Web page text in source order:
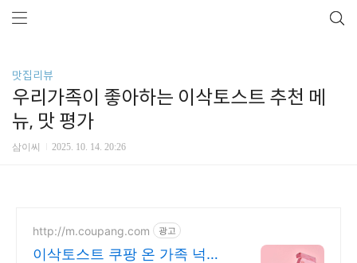
맛집리뷰
우리가족이 좋아하는 이삭토스트 추천 메
뉴, 맛 평가
삼이씨 2025. 10. 14. 20:26
http://m.coupang.com 광고
이삭토스트 쿠팡 온 가족 넉넉